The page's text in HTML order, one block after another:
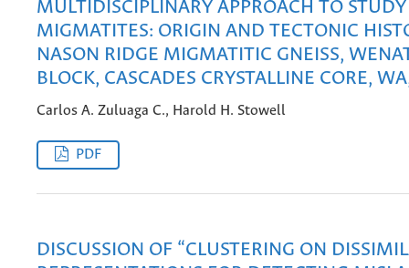
MULTIDISCIPLINARY APPROACH TO STUDY
MIGMATITES: ORIGIN AND TECTONIC
NASON RIDGE MIGMATITIC GNEISS,
BLOCK, CASCADES CRYSTALLINE CORE,
Carlos A. Zuluaga C., Harold H. Stowell
PDF
DISCUSSION OF “CLUSTERING ON